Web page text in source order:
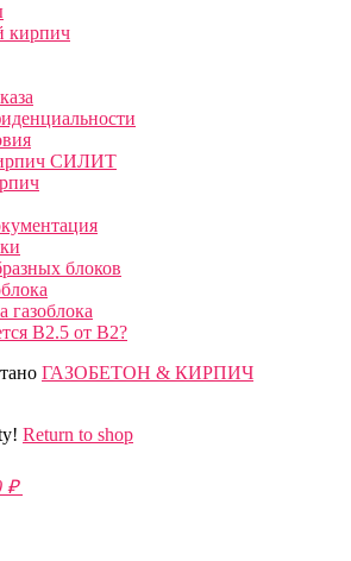
кирпич
СИЛИТ
блоков
газоблока
B2.5 от B2?
ГАЗОБЕТОН & КИРПИЧ
Return to shop
₽